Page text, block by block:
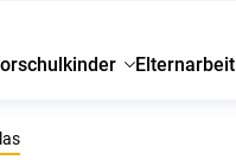
Elternarbeit